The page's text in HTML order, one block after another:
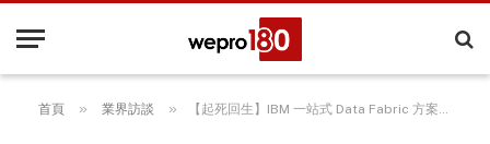
首頁 » 業界訪談 » 【起死回生】IBM 一站式 Data Fabric 方案助升數據質量 促進Data Democratization